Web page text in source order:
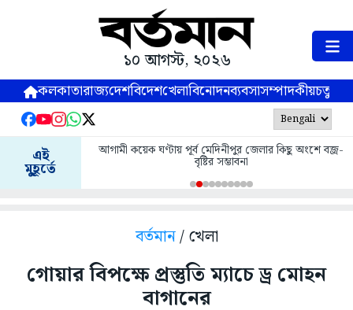
১০ আগস্ট, ২০২৬
কলকাতারাজ্যদেশবিদেশখেলাবিনোদনব্যবসাসম্পাদকীয়
এই
মুহূর্তে
আগামী কয়েক ঘণ্টায় পূর্ব মেদিনীপুর জেলার কিছু অংশে বজ্র-
বৃষ্টির সম্ভাবনা
বর্তমান/ খেলা
গোয়ার বিপক্ষে প্রস্তুতি ম্যাচে ড্র মোহন
বাগানের